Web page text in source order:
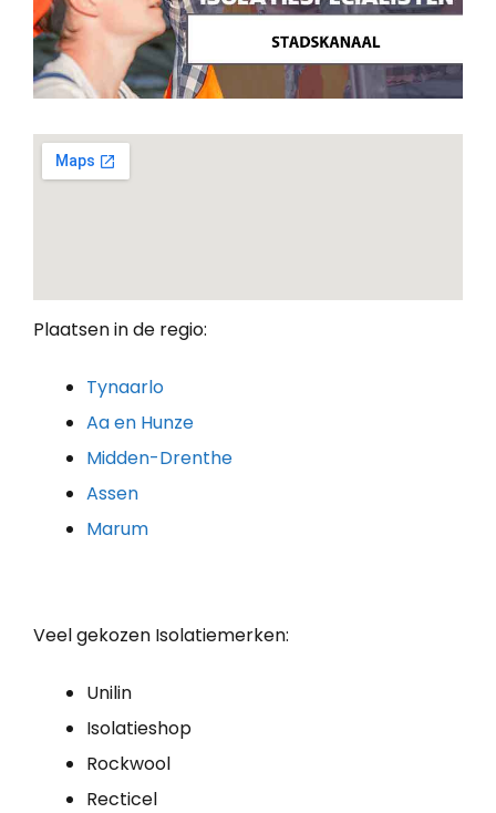
Plaatsen in de regio:
Tynaarlo
Aa en Hunze
Midden-Drenthe
Assen
Marum
Veel gekozen Isolatiemerken:
Unilin
Isolatieshop
Rockwool
Recticel